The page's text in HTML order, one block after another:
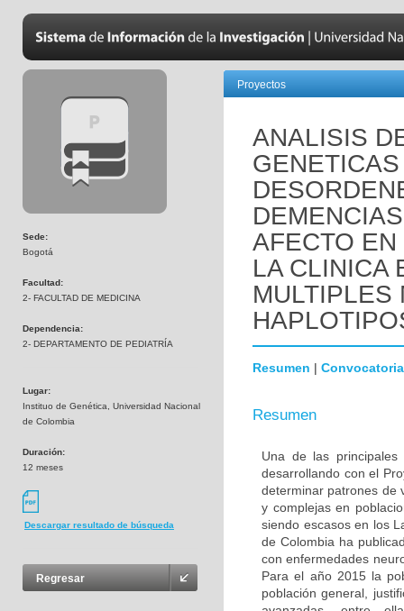
Sede:
Bogotá
Facultad:
2- FACULTAD DE MEDICINA
Dependencia:
2- DEPARTAMENTO DE PEDIATRÍA
Lugar:
Instituo de Genética, Universidad Nacional
de Colombia
Duración:
12 meses
Descargar resultado de búsqueda
Regresar
Proyectos
ANALISIS
AFECTO
LA CLINICA
MULTIPLES
Resumen | Convocatoria
Resumen
Una de las
desarrollando con el
determinar patrones de
y complejas en
siendo escasos en los
de Colombia ha
con enfermedades
Para el año 2015 la
población general,